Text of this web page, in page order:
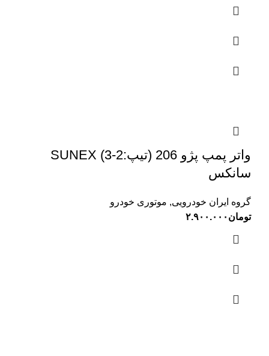
واتر پمپ پژو 206 (تیپ:2-3) SUNEX
سانکس
گروه ایران خودرویی, موتوری خودرو
تومان ۲.۹۰۰.۰۰۰